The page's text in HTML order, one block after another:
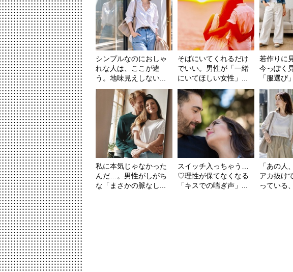
シンプルなのにおしゃ
れな人は、ここが違
う。地味見えしない...
そばにいてくれるだけ
でいい。男性が「一緒
にいてほしい女性」...
若作りに
今っぽく
「服選び
私に本気じゃなかった
んだ…。男性がしがち
な「まさかの脈なし...
スイッチ入っちゃう…
♡理性が保てなくなる
「キスでの喘ぎ声」...
「あの人
アカ抜け
っている